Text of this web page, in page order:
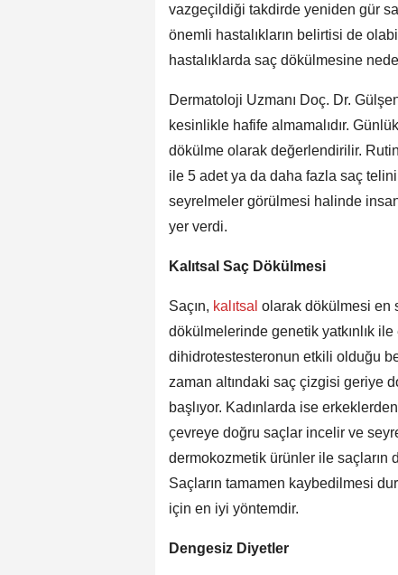
vazgeçildiği takdirde yeniden gür
önemli hastalıkların belirtisi de
hastalıklarda saç dökülmesine
Dermatoloji Uzmanı Doç. Dr.
kesinlikle hafife almamalıdır.
dökülme olarak değerlendirilir.
ile 5 adet ya da daha fazla saç
seyrelmeler görülmesi halinde
yer verdi.
Kalıtsal Saç Dökülmesi
Saçın, kalıtsal olarak dökülmesi en
dökülmelerinde genetik yatkınlık
dihidrotestesteronun etkili olduğu
zaman altındaki saç çizgisi geriye
başlıyor. Kadınlarda ise
çevreye doğru saçlar incelir ve
dermokozmetik ürünler ile saçların
Saçların tamamen kaybedilmesi
için en iyi yöntemdir.
Dengesiz Diyetler